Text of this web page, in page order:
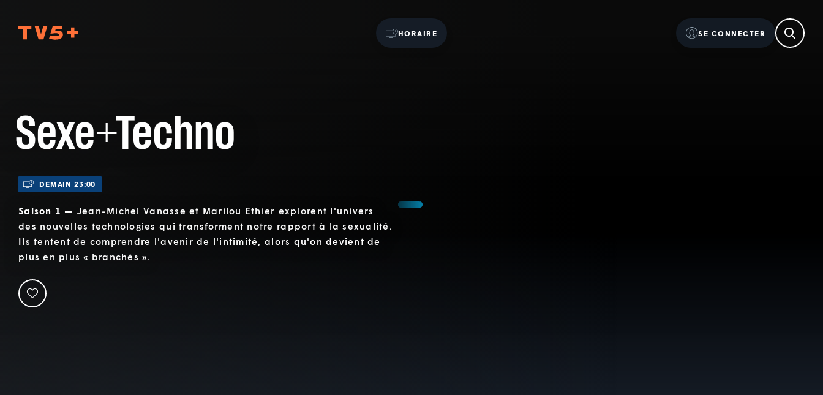
HORAIRE SE CONNECTER
Sexe+Techno
DEMAIN 23:00
Saison 1 — Jean-Michel Vanasse et Marilou Ethier explorent l'univers
des nouvelles technologies qui transforment notre rapport à la sexualité.
Ils tentent de comprendre l'avenir de l'intimité, alors qu'on devient de
plus en plus « branchés ».